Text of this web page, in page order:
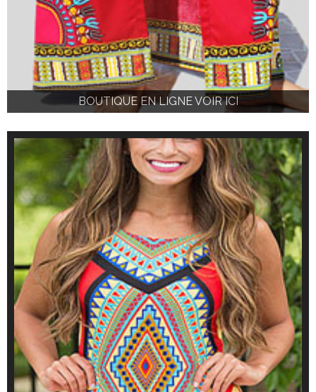
BOUTIQUE EN LIGNE VOIR ICI